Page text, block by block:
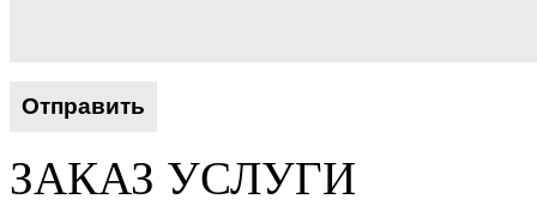
ЗАКАЗ УСЛУГИ